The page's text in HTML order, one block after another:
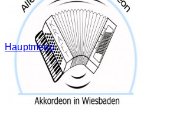
Hauptmenü